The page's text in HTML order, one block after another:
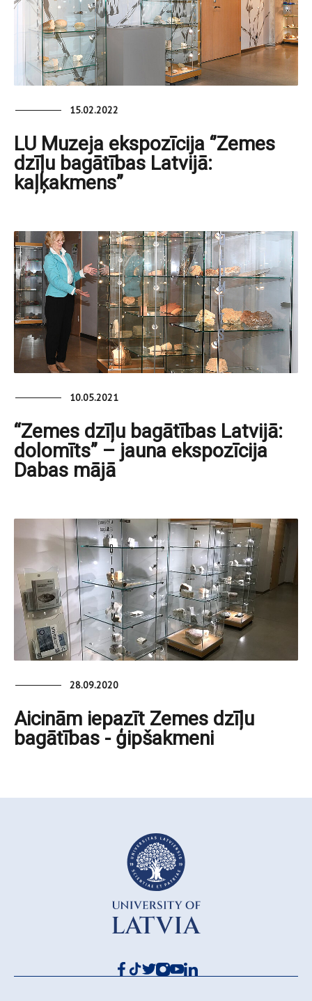
15.02.2022
LU Muzeja ekspozīcija ‘’Zemes
dzīļu bagātības Latvijā:
kaļķakmens”
10.05.2021
“Zemes dzīļu bagātības Latvijā:
dolomīts” – jauna ekspozīcija
Dabas mājā
28.09.2020
Aicinām iepazīt Zemes dzīļu
bagātības - ģipšakmeni